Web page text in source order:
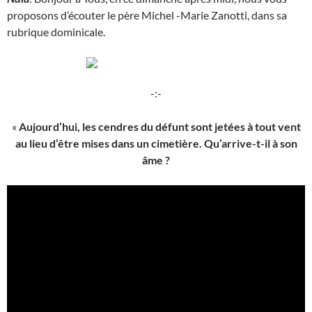
proposons d’écouter le père Michel -Marie Zanotti, dans sa
rubrique dominicale.
-:-
« Aujourd’hui, les cendres du défunt sont jetées à tout vent
au lieu d’être mises dans un cimetière. Qu’arrive-t-il à son
âme ?